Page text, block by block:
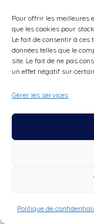
Pour offrir les meilleures
que les cookies pour
Le fait de consentir à
données telles que le
site. Le fait de ne pas
un effet négatif sur
Gérer les services
Politique de
Lundis,
Copyright Mairie de